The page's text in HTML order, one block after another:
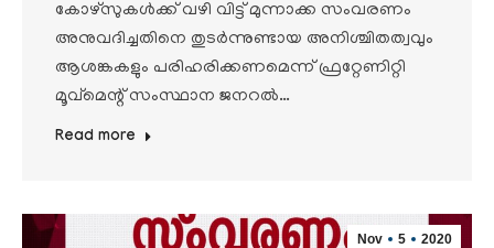
കോഴ്‌സുകൾക്ക് വഴി വിട്ട് മുന്നാക്ക സംവരണം
അനുവദിച്ചതിനെ തുടർന്നുണ്ടായ അനിശ്ചിതത്വവും
ആശങ്കകളും പരിഹരിക്കണമെന്ന് ഫ്രറ്റേണിറ്റി
മൂവ്മെന്റ് സംസ്ഥാന ജനറൽ…
Read more
Nov 5 2020